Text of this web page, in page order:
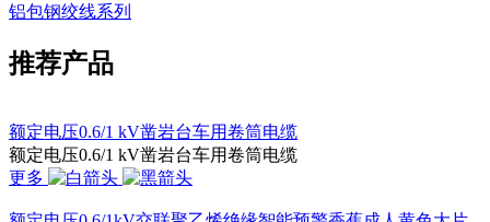
铝包钢绞线系列
推荐产品
额定电压0.6/1 kV凿岩台车用卷筒电缆
额定电压0.6/1 kV凿岩台车用卷筒电缆
更多